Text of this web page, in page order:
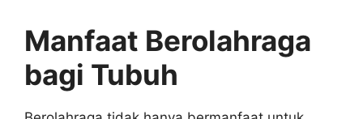
Manfaat Berolahraga
bagi Tubuh